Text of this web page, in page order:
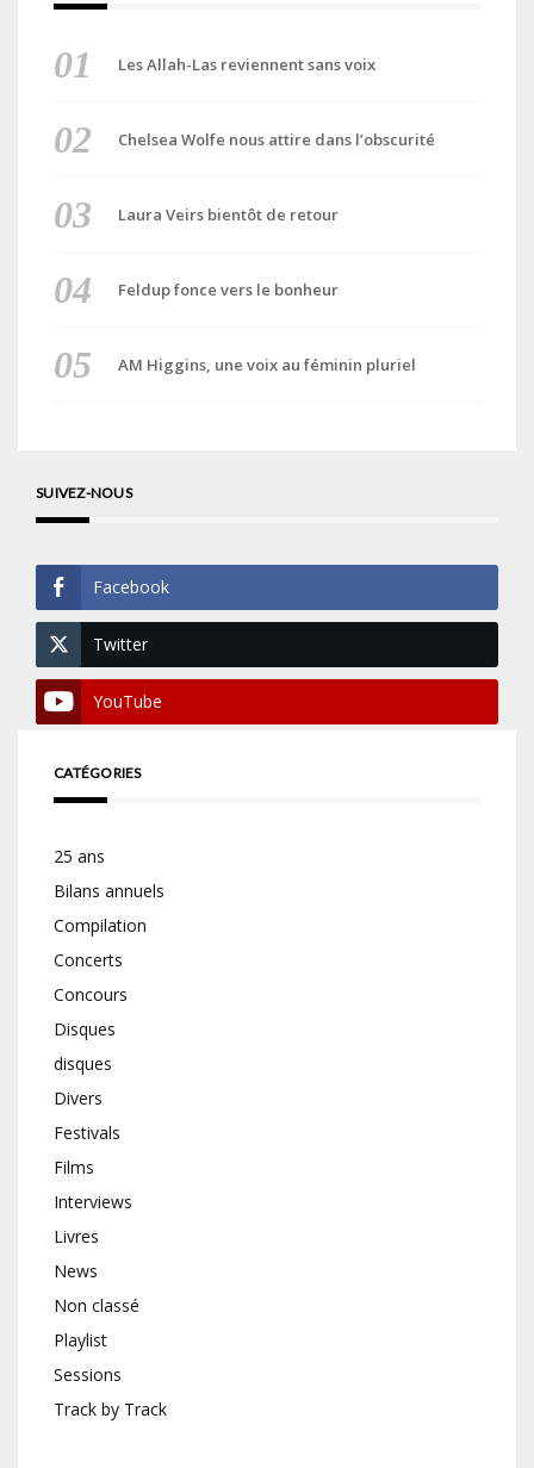
Les Allah-Las reviennent sans voix
Chelsea Wolfe nous attire dans l’obscurité
Laura Veirs bientôt de retour
Feldup fonce vers le bonheur
AM Higgins, une voix au féminin pluriel
SUIVEZ-NOUS
Facebook
Twitter
YouTube
CATÉGORIES
25 ans
Bilans annuels
Compilation
Concerts
Concours
Disques
disques
Divers
Festivals
Films
Interviews
Livres
News
Non classé
Playlist
Sessions
Track by Track